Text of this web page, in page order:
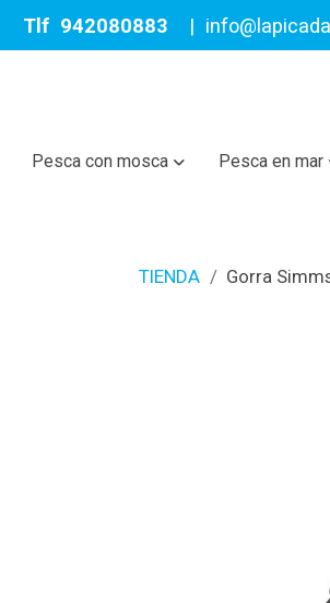
Tlf 942080883 |
Pesca con mosca Pesca en mar
TIENDA Gorra